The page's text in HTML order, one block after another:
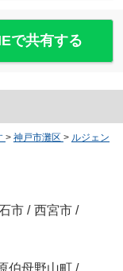
で共有する
> 神戸市灘区 > ルジェン
市 / 西宮市 /
伯母野山町 /